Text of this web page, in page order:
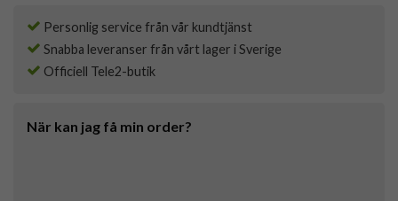
Personlig service från vår kundtjänst
Snabba leveranser från vårt lager i Sverige
Officiell Tele2-butik
När kan jag få min order?